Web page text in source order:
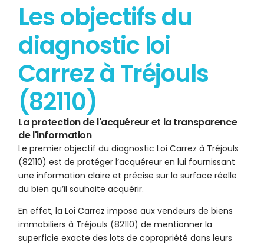
Les objectifs du
diagnostic loi
Carrez à Tréjouls
(82110)
La protection de l'acquéreur et la transparence
de l'information
Le premier objectif du diagnostic Loi Carrez à Tréjouls
(82110) est de protéger l’acquéreur en lui fournissant
une information claire et précise sur la surface réelle
du bien qu’il souhaite acquérir.
En effet, la Loi Carrez impose aux vendeurs de biens
immobiliers à Tréjouls (82110) de mentionner la
superficie exacte des lots de copropriété dans leurs